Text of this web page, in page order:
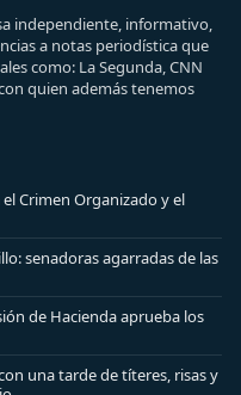
independiente, informativo,
a notas periodística que
como: La Segunda, CNN
quien además tenemos
Crimen Organizado y el
senadoras agarradas de las
de Hacienda aprueba los
una tarde de títeres, risas y